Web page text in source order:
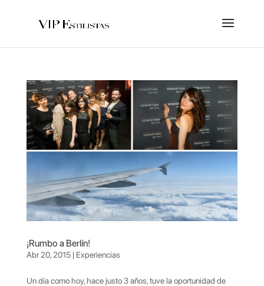
¡Rumbo a Berlín!
Abr 20, 2015| Experiencias
Un día como hoy, hace justo 3 años, tuve la oportunidad de